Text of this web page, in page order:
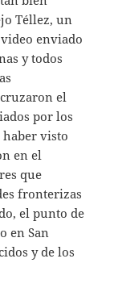
Téllez, un
enviado
y todos
el
por los
visto
en el
que
fronterizas
el punto de
en San
y de los